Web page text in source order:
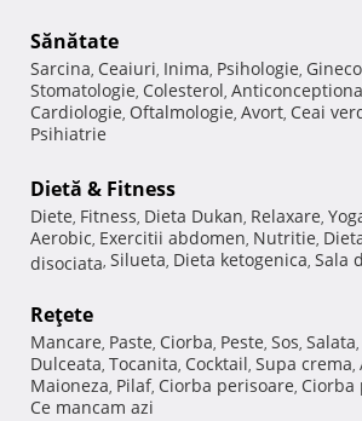
Sănătate
Sarcina, Ceaiuri, Inima, Psihologie,
Stomatologie, Colesterol,
Cardiologie, Oftalmologie, Avort, Ceai
Psihiatrie
Dietă & Fitness
Diete, Fitness, Dieta Dukan, Relaxare,
Aerobic, Exercitii abdomen, Nutritie,
disociata, Silueta, Dieta ketogenica, Sala
Reţete
Mancare, Paste, Ciorba, Peste, Sos, Salata,
Dulceata, Tocanita, Cocktail, Supa crema,
Maioneza, Pilaf, Ciorba perisoare, Ciorba
Ce mancam azi